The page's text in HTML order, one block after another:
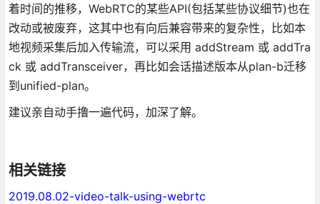
着时间的推移，WebRTC的某些API(包括某些协议细节)也在
改动或被废弃，这其中也有向后兼容带来的复杂性，比如本
地视频采集后加入传输流，可以采用 addStream 或 addTra
ck 或 addTransceiver，再比如会话描述版本从plan-b迁移
到unified-plan。
建议亲自动手撸一遍代码，加深了解。
相关链接
2019.08.02-video-talk-using-webrtc